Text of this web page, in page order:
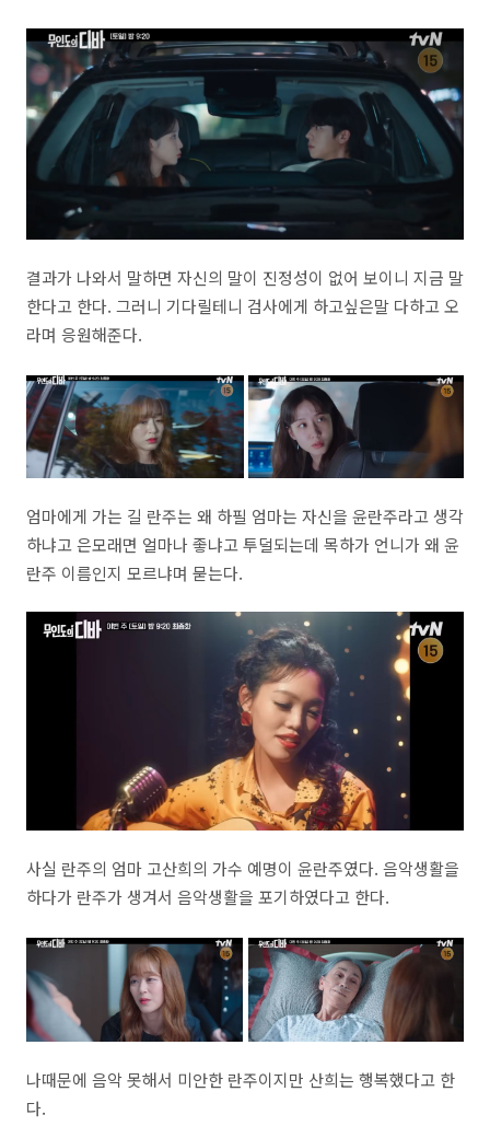
결과가 나와서 말하면 자신의 말이 진정성이 없어 보이니 지금 말
한다고 한다. 그러니 기다릴테니 검사에게 하고싶은말 다하고 오
라며 응원해준다.
엄마에게 가는 길 란주는 왜 하필 엄마는 자신을 윤란주라고 생각
하냐고 은모래면 얼마나 좋냐고 투덜되는데 목하가 언니가 왜 윤
란주 이름인지 모르냐며 묻는다.
사실 란주의 엄마 고산희의 가수 예명이 윤란주였다. 음악생활을
하다가 란주가 생겨서 음악생활을 포기하였다고 한다.
나때문에 음악 못해서 미안한 란주이지만 산희는 행복했다고 한
다.